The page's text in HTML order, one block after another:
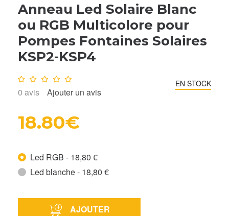
Anneau Led Solaire Blanc
ou RGB Multicolore pour
Pompes Fontaines Solaires
KSP2-KSP4
Note : 0/10
0 avis Ajouter un avis
EN STOCK
18.80€
Led RGB - 18,80 €
Led blanche - 18,80 €
AJOUTER